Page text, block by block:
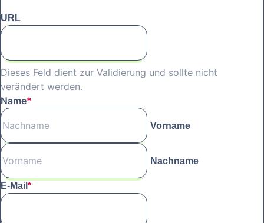
URL
Dieses Feld dient zur Validierung und sollte nicht
verändert werden.
Name*
Vorname
Nachname
E-Mail *